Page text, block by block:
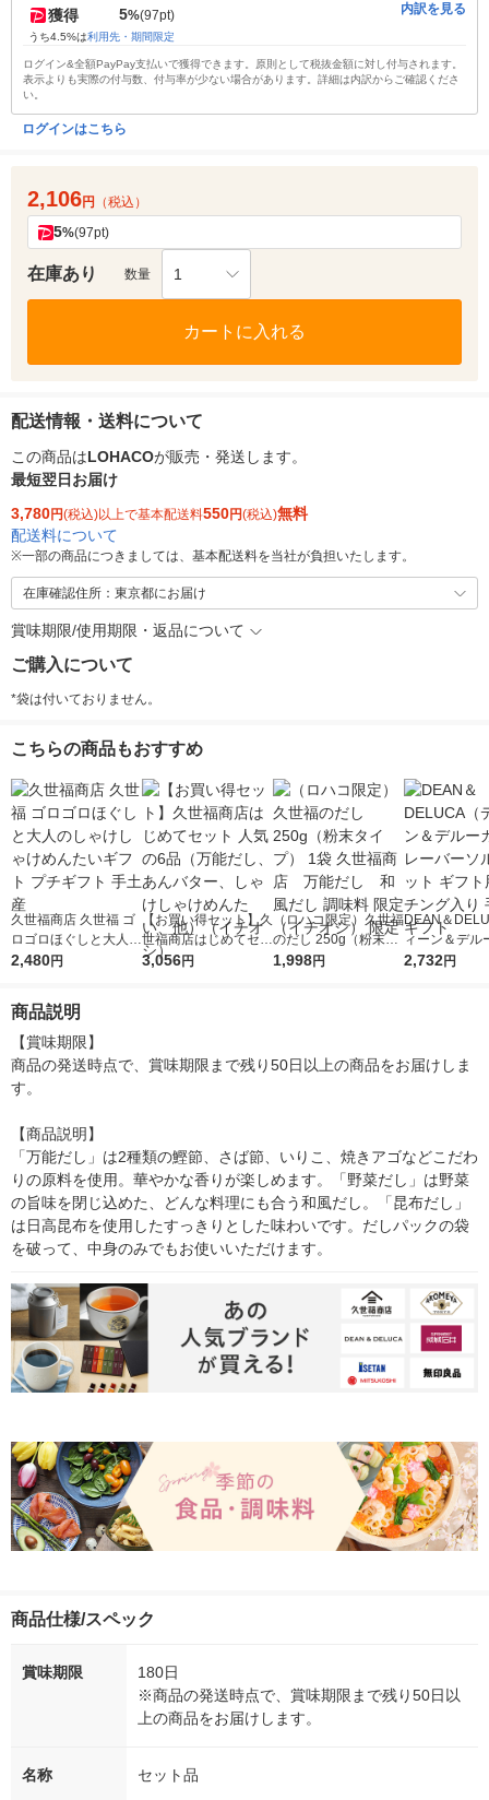
獲得 5%(97pt)
うち4.5%は利用先・期間限定
内訳を見る
ログイン&全額PayPay支払いで獲得できます。原則として税抜金額に対し付与されます。
表示よりも実際の付与数、付与率が少ない場合があります。詳細は内訳からご確認くださ
い。
ログインはこちら
2,106円 （税込）
5%(97pt)
在庫あり 数量 1
カートに入れる
配送情報・送料について
この商品はLOHACOが販売・発送します。
最短翌日お届け
3,780円(税込)以上で基本配送料550円(税込)無料
配送料について
※一部の商品につきましては、基本配送料を当社が負担いたします。
在庫確認住所：東京都にお届け
賞味期限/使用期限・返品について
ご購入について
*袋は付いておりません。
こちらの商品もおすすめ
久世福商店 久世福 ゴ
ロゴロほぐしと大人の
しゃけしゃけめんたい
2,480円
【お買い得セット】久
世福商店はじめてセッ
ト 人気の6品（万能だ
3,056円
（ロハコ限定）久世福
のだし 250g（粉末タ
イプ） 1袋 久世福商
1,998円
DEAN＆
ィーン＆デル
レーバーソル
2,732円
商品説明
【賞味期限】
商品の発送時点で、賞味期限まで残り50日以上の商品をお届けしま
す。
【商品説明】
「万能だし」は2種類の鰹節、さば節、いりこ、焼きアゴなどこだわ
りの原料を使用。華やかな香りが楽しめます。「野菜だし」は野菜
の旨味を閉じ込めた、どんな料理にも合う和風だし。「昆布だし」
は日高昆布を使用したすっきりとした味わいです。だしパックの袋
を破って、中身のみでもお使いいただけます。
商品仕様/スペック
賞味期限
180日
※商品の発送時点で、賞味期限まで残り50日以
上の商品をお届けします。
名称 セット品